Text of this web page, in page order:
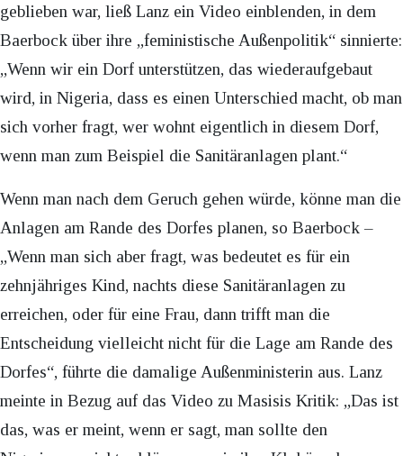
geblieben war, ließ Lanz ein Video einblenden, in dem
Baerbock über ihre „feministische Außenpolitik“ sinnierte:
„Wenn wir ein Dorf unterstützen, das wiederaufgebaut
wird, in Nigeria, dass es einen Unterschied macht, ob man
sich vorher fragt, wer wohnt eigentlich in diesem Dorf,
wenn man zum Beispiel die Sanitäranlagen plant.“
Wenn man nach dem Geruch gehen würde, könne man die
Anlagen am Rande des Dorfes planen, so Baerbock –
„Wenn man sich aber fragt, was bedeutet es für ein
zehnjähriges Kind, nachts diese Sanitäranlagen zu
erreichen, oder für eine Frau, dann trifft man die
Entscheidung vielleicht nicht für die Lage am Rande des
Dorfes“, führte die damalige Außenministerin aus. Lanz
meinte in Bezug auf das Video zu Masisis Kritik: „Das ist
das, was er meint, wenn er sagt, man sollte den